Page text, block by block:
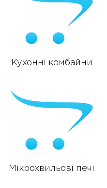
Кухонні комбайни
Мікрохвильові печі